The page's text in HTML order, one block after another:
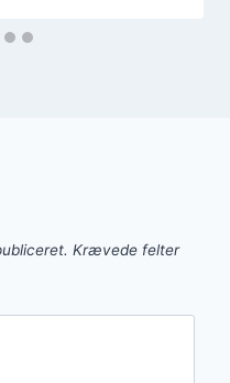
Krævede felter